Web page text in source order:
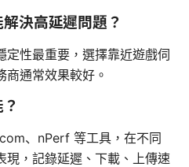
決高延遲問題？
定性最重要，選擇靠近遊戲伺
商通常效果較好。
、nPerf 等工具，在不同
現，記錄延遲、下載、上傳速